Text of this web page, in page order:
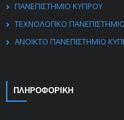
ΠΑΝΕΠΙΣΤΗΜΙΟ ΚΥΠΡΟΥ
ΤΕΧΝΟΛΟΓΙΚΟ
ΑΝΟΙΚΤΟ ΠΑΝΕΠΙΣΤΗΜΙΟ
ΠΛΗΡΟΦΟΡΙΚΗ